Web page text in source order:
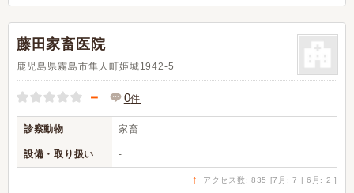
藤田家畜医院
鹿児島県霧島市隼人町姫城1942-5
－ 0件
診察動物 家畜
設備・取り扱い -
↑ アクセス数: 835 [7月: 7 | 6月: 2 ]